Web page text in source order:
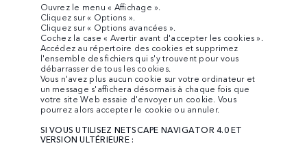
Ouvrez le menu « Affichage ».
Cliquez sur « Options ».
Cliquez sur « Options avancées ».
Cochez la case « Avertir avant d'accepter les cookies ».
Accédez au répertoire des cookies et supprimez
l'ensemble des fichiers qui s'y trouvent pour vous
débarrasser de tous les cookies.
Vous n'avez plus aucun cookie sur votre ordinateur et
un message s'affichera désormais à chaque fois que
votre site Web essaie d'envoyer un cookie. Vous
pourrez alors accepter le cookie ou annuler.
SI VOUS UTILISEZ NETSCAPE NAVIGATOR 4.0 ET
VERSION ULTÉRIEURE :